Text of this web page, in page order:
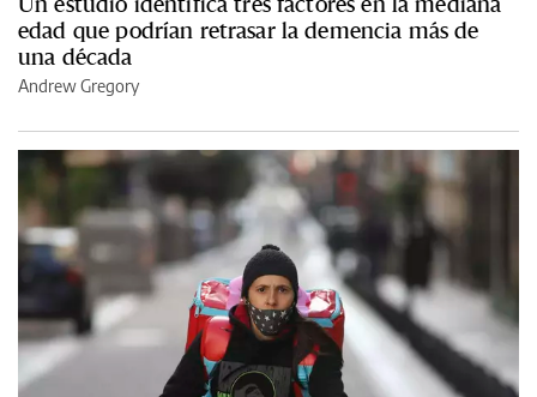
edad que podrían retrasar la demencia más de
una década
Andrew Gregory